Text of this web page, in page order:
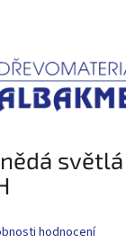
hodnocení